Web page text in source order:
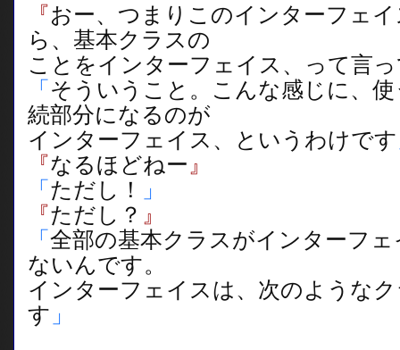
『おー、つまりこのインターフェ
ら、基本クラスの
ことをインターフェイス、って言
「そういうこと。こんな感じに、
続部分になるのが
インターフェイス、というわけです
『なるほどねー』
「ただし！
」
『ただし？ 』
「全部の基本クラスがインターフ
ないんです。
インターフェイスは、次のような
す 」